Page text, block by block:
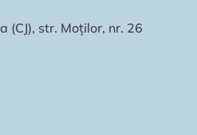
(CJ), str. Moților, nr. 26